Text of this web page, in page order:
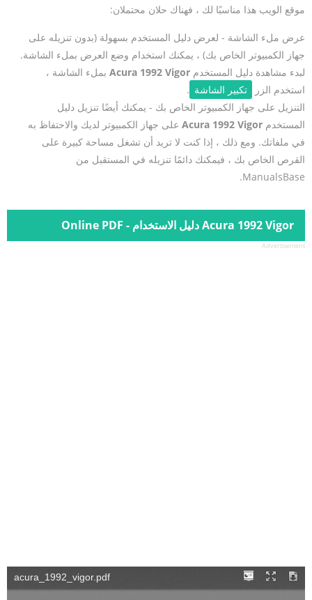
موقع الويب هذا مناسبًا لك ، فهناك حلان محتملان:
عرض ملء الشاشة - لعرض دليل المستخدم بسهولة (بدون تنزيله على
جهاز الكمبيوتر الخاص بك) ، يمكنك استخدام وضع العرض بملء الشاشة.
لبدء مشاهدة دليل المستخدم Acura 1992 Vigor بملء الشاشة ،
استخدم الزر
تكبير الشاشة .
التنزيل على جهاز الكمبيوتر الخاص بك - يمكنك أيضًا تنزيل دليل
المستخدم Acura 1992 Vigor على جهاز الكمبيوتر لديك والاحتفاظ به
في ملفاتك. ومع ذلك ، إذا كنت لا تريد أن تشغل مساحة كبيرة على
القرص الخاص بك ، فيمكنك دائمًا تنزيله في المستقبل من
ManualsBase.
Acura 1992 Vigor دليل الاستخدام - Online PDF
Advertisement